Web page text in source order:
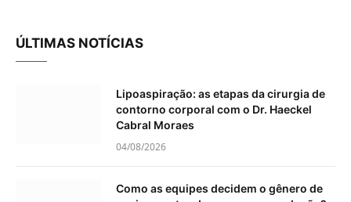
ÚLTIMAS NOTÍCIAS
Lipoaspiração: as etapas da cirurgia de
contorno corporal com o Dr. Haeckel
Cabral Moraes
04/08/2026
Como as equipes decidem o gênero de